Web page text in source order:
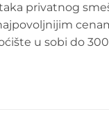
privatnog
u sobi do